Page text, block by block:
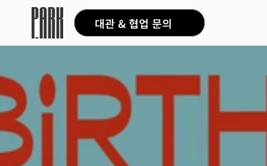
대관 & 협업 문의